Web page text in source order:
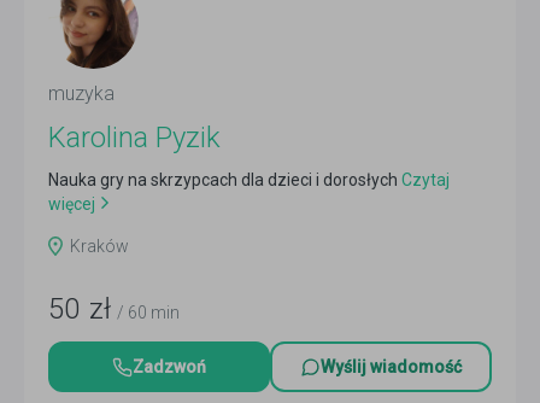
muzyka
Karolina Pyzik
Nauka gry na skrzypcach dla dzieci i dorosłych Czytaj
więcej
Kraków
50 zł / 60 min
Zadzwoń Wyślij wiadomość